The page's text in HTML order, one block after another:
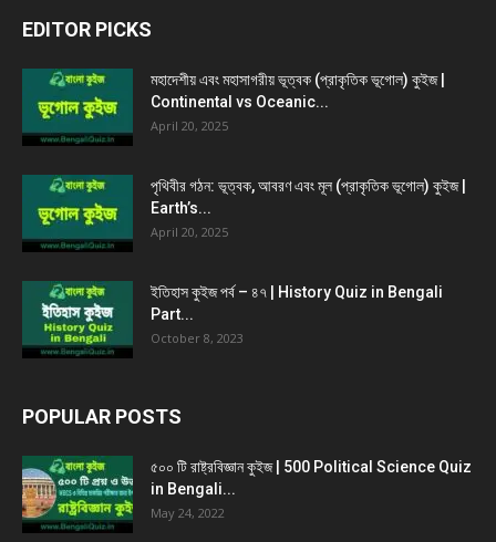
EDITOR PICKS
মহাদেশীয় এবং মহাসাগরীয় ভূত্বক (প্রাকৃতিক ভূগোল) কুইজ |
Continental vs Oceanic...
April 20, 2025
পৃথিবীর গঠন: ভূত্বক, আবরণ এবং মূল (প্রাকৃতিক ভূগোল) কুইজ |
Earth’s...
April 20, 2025
ইতিহাস কুইজ পর্ব – ৪৭ | History Quiz in Bengali
Part...
October 8, 2023
POPULAR POSTS
৫০০ টি রাষ্ট্রবিজ্ঞান কুইজ | 500 Political Science Quiz
in Bengali...
May 24, 2022